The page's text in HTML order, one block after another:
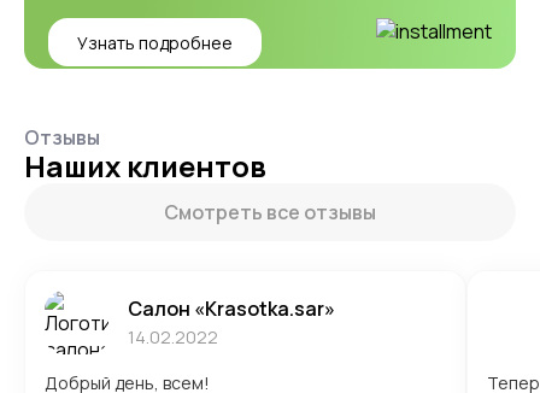
Узнать подробнее
Отзывы
Наших клиентов
Смотреть все отзывы
Салон «Krasotka.sar»
14.02.2022
Добрый день, всем!